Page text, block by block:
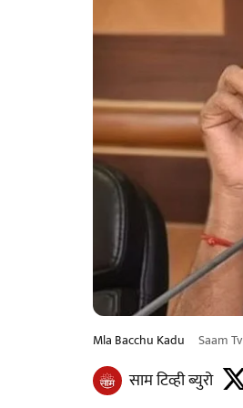
Mla Bacchu Kadu Saam Tv
साम टिव्ही ब्युरो